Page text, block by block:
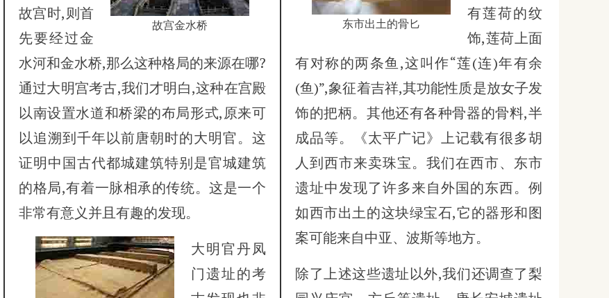
故宫金水桥
故宫时,则首
先要经过金
水河和金水桥,那么这种格局的来源在哪?
通过大明宫考古,我们才明白,这种在宫殿
以南设置水道和桥梁的布局形式,原来可
以追溯到千年以前唐朝时的大明官。这
证明中国古代都城建筑特别是官城建筑
的格局,有着一脉相承的传统。这是一个
非常有意义并且有趣的发现。
大明官丹凤
门遗址的考
东市出土的骨匕
有莲荷的纹
饰,莲荷上面
有对称的两条鱼,这叫作“莲(连)年有余
(鱼)”,象征着吉祥,其功能性质是放女子发
饰的把柄。其他还有各种骨器的骨料,半
成品等。《太平广记》上记载有很多胡
人到西市来卖珠宝。我们在西市、东市
遗址中发现了许多来自外国的东西。例
如西市出土的这块绿宝石,它的器形和图
案可能来自中亚、波斯等地方。
除了上述这些遗址以外,我们还调查了梨